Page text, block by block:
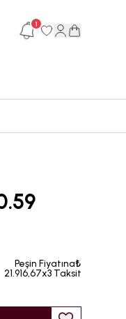
1
Peşin Fiyatına₺
21.916,67x3 Taksit